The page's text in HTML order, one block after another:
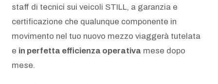
staff di tecnici sui veicoli STILL, a garanzia e
certificazione che qualunque componente in
movimento nel tuo nuovo mezzo viaggerà tutelata
e in perfetta efficienza operativa mese dopo
mese.